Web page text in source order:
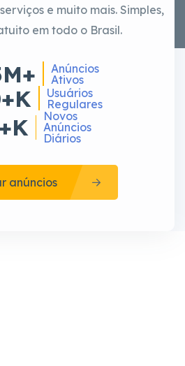
e muito mais. Simples,
em todo o Brasil.
Anúncios
Ativos
Usuários
Regulares
Novos
Anúncios
Diários
anúncios